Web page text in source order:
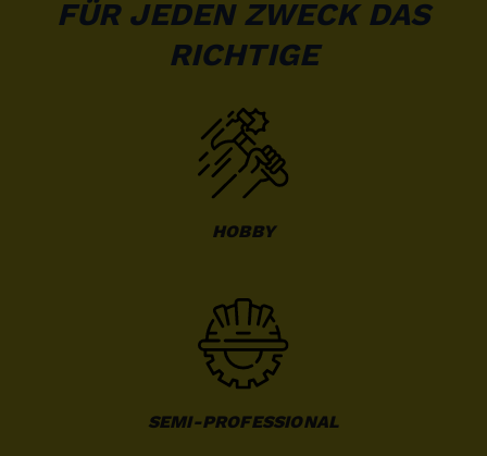
FÜR JEDEN ZWECK DAS
RICHTIGE
HOBBY
SEMI-PROFESSIONAL